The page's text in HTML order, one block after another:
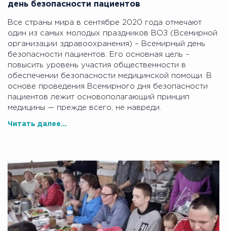
день безопасности пациентов
Все страны мира в сентябре 2020 года отмечают
один из самых молодых праздников ВОЗ (Всемирной
организации здравоохранения) – Всемирный день
безопасности пациентов. Его основная цель –
повысить уровень участия общественности в
обеспечении безопасности медицинской помощи. В
основе проведения Всемирного дня безопасности
пациентов лежит основополагающий принцип
медицины — прежде всего, не навреди.
Читать далее...